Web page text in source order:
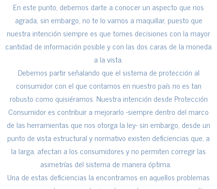
En este punto, debemos darte a conocer un aspecto que nos
agrada, sin embargo, no te lo vamos a maquillar, puesto que
nuestra intención siempre es que tomes decisiones con la mayor
cantidad de información posible y con las dos caras de la moneda
a la vista.
Debemos partir señalando que el sistema de protección al
consumidor con el que contamos en nuestro país no es tan
robusto como quisiéramos. Nuestra intención desde Protección
Consumidor es contribuir a mejorarlo -siempre dentro del marco
de las herramientas que nos otorga la ley- sin embargo, desde un
punto de vista estructural y normativo existen deficiencias que, a
la larga, afectan a los consumidores y no permiten corregir las
asimetrías del sistema de manera óptima.
Una de estas deficiencias la encontramos en aquellos problemas